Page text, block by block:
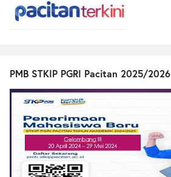
PMB STKIP PGRI Pacitan 2025/2026